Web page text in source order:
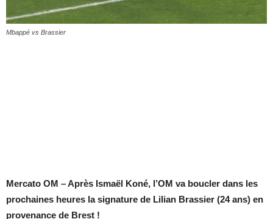
Mbappé vs Brassier
Mercato OM – Après Ismaël Koné, l’OM va boucler dans les
prochaines heures la signature de Lilian Brassier (24 ans) en
provenance de Brest !